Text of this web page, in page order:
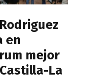
en
mejor
La